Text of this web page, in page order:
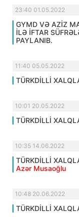
23:40 01.05.2022
GYMD VƏ AZİZ
İLƏ İFTAR
PAYLANIB.
11:40 05.05.2022
TÜRKDİLLİ
10:01 20.05.2022
TÜRKDİLLİ
10:35 14.06.2022
TÜRKDİLLİ
Azər Musaoğlu
10:48 20.06.2022
TÜRKDİLLİ